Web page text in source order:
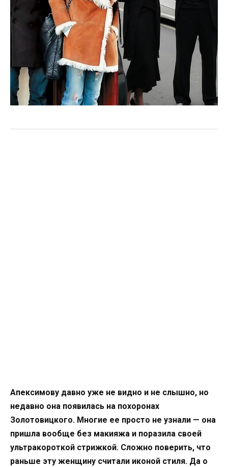
Апексимову давно уже не видно и не слышно, но
недавно она появилась на похоронах
Золотовицкого. Многие ее просто не узнали — она
пришла вообще без макияжа и поразила своей
ультракороткой стрижкой. Сложно поверить, что
раньше эту женщину считали иконой стиля. Да о